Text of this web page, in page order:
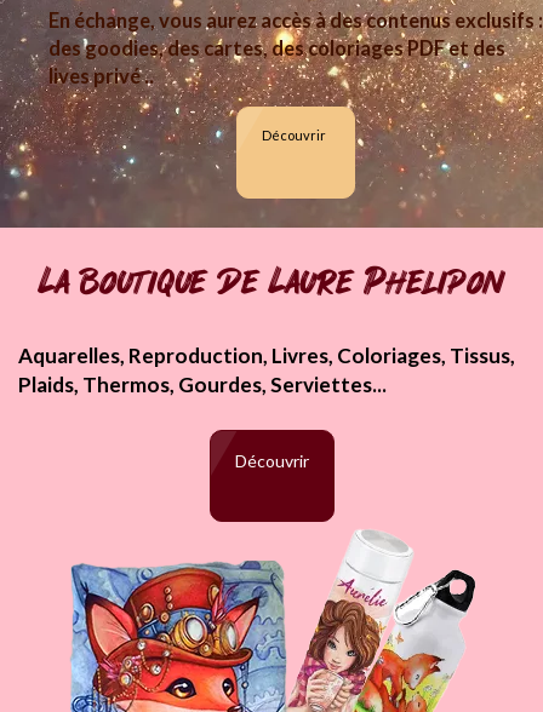
En échange, vous aurez accès à des contenus exclusifs :
des goodies, des cartes, des coloriages PDF et des
lives privé ..
Découvrir
La boutique de Laure Phelipon
Aquarelles, Reproduction, Livres, Coloriages, Tissus,
Plaids, Thermos, Gourdes, Serviettes...
Découvrir